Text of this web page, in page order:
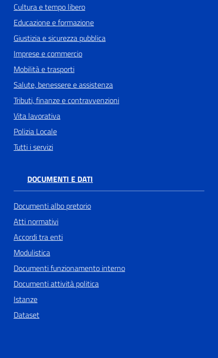
Cultura e tempo libero
Educazione e formazione
Giustizia e sicurezza pubblica
Imprese e commercio
Mobilità e trasporti
Salute, benessere e assistenza
Tributi, finanze e contravvenzioni
Vita lavorativa
Polizia Locale
Tutti i servizi
DOCUMENTI E DATI
Documenti albo pretorio
Atti normativi
Accordi tra enti
Modulistica
Documenti funzionamento interno
Documenti attività politica
Istanze
Dataset